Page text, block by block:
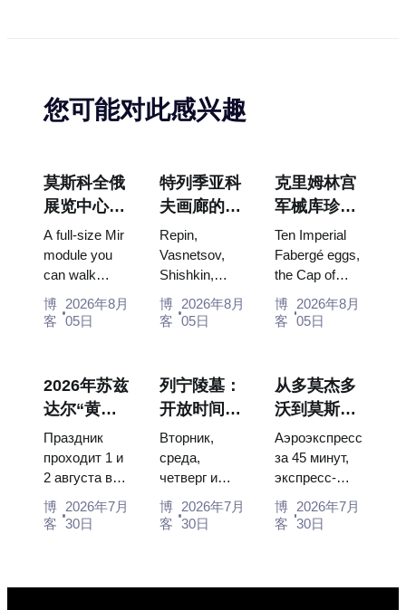
您可能对此感兴趣
莫斯科全俄
展览中心
“宇宙馆”：
俄罗斯最大
的太空展览
馆内景
A full-size Mir
module you
can walk
through, the
Energia–
descent
capsules and
120 pieces of
flight...
博
客
2026年8月
05日
特列季亚科
夫画廊的杰
作：值得为
此安排行程
的画作
Repin,
Vasnetsov,
Shishkin,
Vrubel, Serov
and Surikov
people, where
they hang,
and why
booking the...
博
客
2026年8月
05日
克里姆林宫
军械库珍
宝：法贝热
彩蛋、宝座
与加冕礼服
Ten Imperial
Fabergé eggs,
the Cap of
Monomakh,
the double
the coronation
dress of
Catherine...
博
客
2026年8月
05日
2026年苏兹
达尔“黄瓜
节”：门
票、日期及
从莫斯科如
何前往
Праздник
проходит 1 и
2 августа в
Музее
деревянного
博
客
2026年7月
30日
列宁陵墓：
开放时间、
入场和与克
里姆林宫的
主要混淆
Вторник,
среда,
четверг и
суббота с
10:00 до
博
客
2026年7月
30日
从多莫杰多
沃到莫斯科
市中心：乘
坐空铁、公
交车或电车
Аэроэкспресс
за 45 минут,
экспресс-
автобус за
450 рублей,
博
客
2026年7月
30日